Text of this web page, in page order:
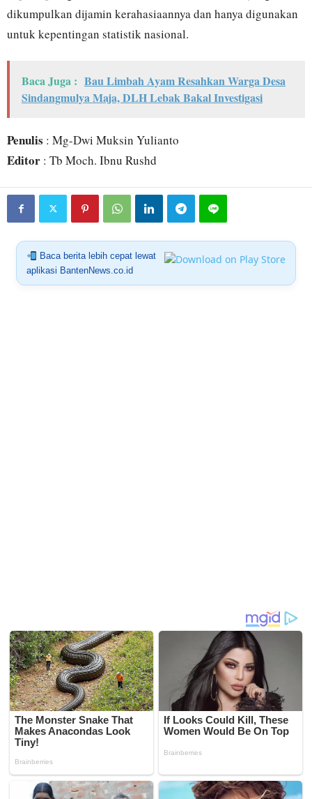
dikumpulkan dijamin kerahasiaannya dan hanya digunakan
untuk kepentingan statistik nasional.
Baca Juga : Bau Limbah Ayam Resahkan Warga Desa
Sindangmulya Maja, DLH Lebak Bakal Investigasi
Penulis : Mg-Dwi Muksin Yulianto
Editor : Tb Moch. Ibnu Rushd
Baca berita lebih cepat lewat
aplikasi BantenNews.co.id